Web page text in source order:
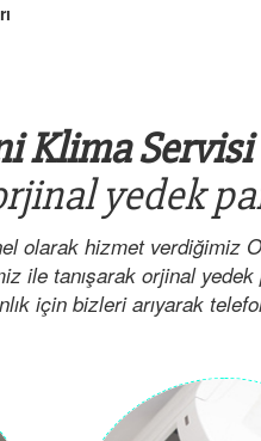
Klima Servisi
yedek
olarak hizmet verdiğimiz
ile tanışarak orjinal
için bizleri arıyarak